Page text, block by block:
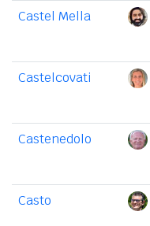
Castel Mella
Castelcovati
Castenedolo
Casto